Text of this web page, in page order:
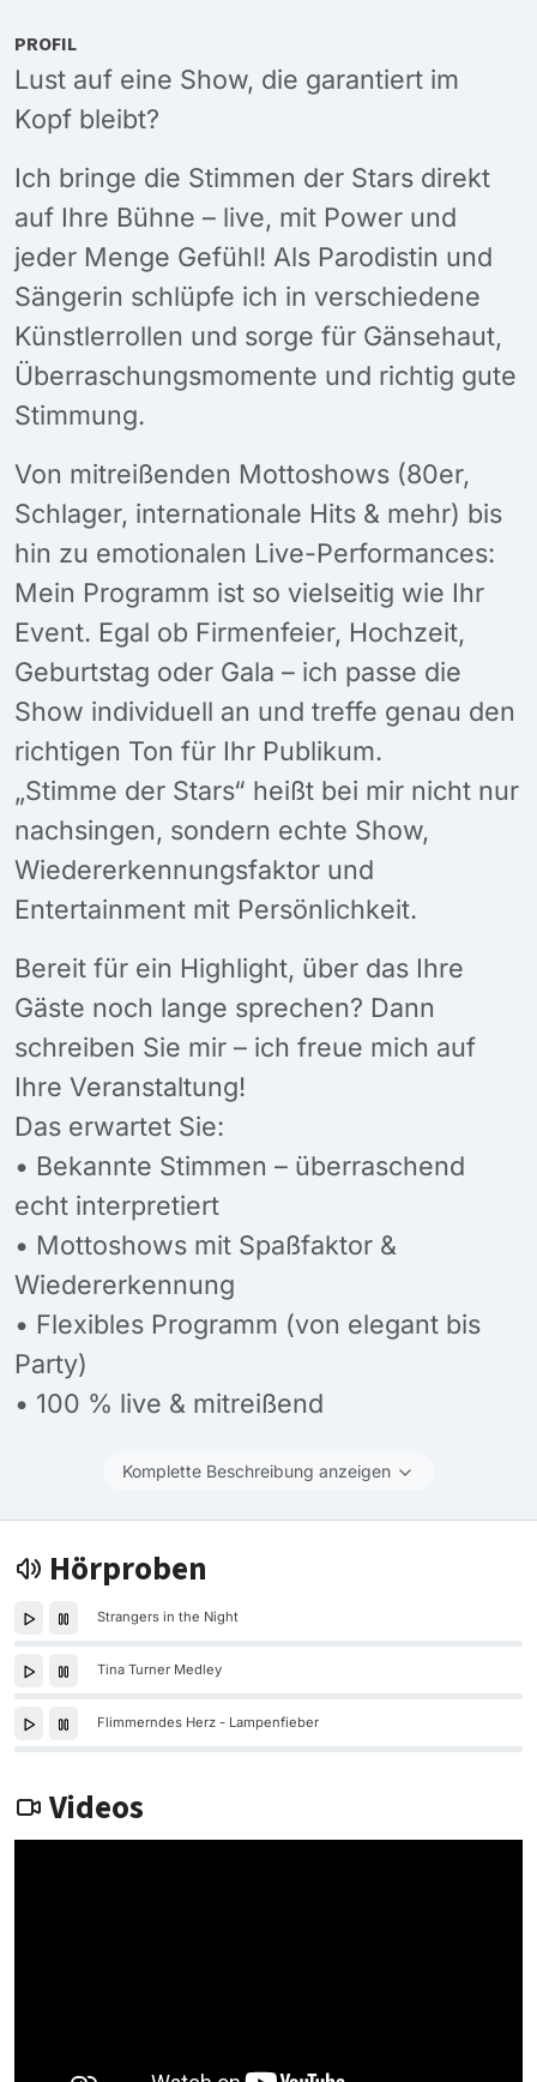
PROFIL
Lust auf eine Show, die garantiert im
Kopf bleibt?
Ich bringe die Stimmen der Stars direkt
auf Ihre Bühne – live, mit Power und
jeder Menge Gefühl! Als Parodistin und
Sängerin schlüpfe ich in verschiedene
Künstlerrollen und sorge für Gänsehaut,
Überraschungsmomente und richtig gute
Stimmung.
Von mitreißenden Mottoshows (80er,
Schlager, internationale Hits & mehr) bis
hin zu emotionalen Live-Performances:
Mein Programm ist so vielseitig wie Ihr
Event. Egal ob Firmenfeier, Hochzeit,
Geburtstag oder Gala – ich passe die
Show individuell an und treffe genau den
richtigen Ton für Ihr Publikum.
„Stimme der Stars“ heißt bei mir nicht nur
nachsingen, sondern echte Show,
Wiedererkennungsfaktor und
Entertainment mit Persönlichkeit.
Bereit für ein Highlight, über das Ihre
Gäste noch lange sprechen? Dann
schreiben Sie mir – ich freue mich auf
Ihre Veranstaltung!
Das erwartet Sie:
• Bekannte Stimmen – überraschend
echt interpretiert
• Mottoshows mit Spaßfaktor &
Wiedererkennung
• Flexibles Programm (von elegant bis
Party)
• 100 % live & mitreißend
Komplette Beschreibung anzeigen
Hörproben
Strangers in the Night
Tina Turner Medley
Flimmerndes Herz - Lampenfieber
Videos